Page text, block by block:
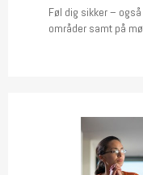
Føl dig sikker –
områder samt på